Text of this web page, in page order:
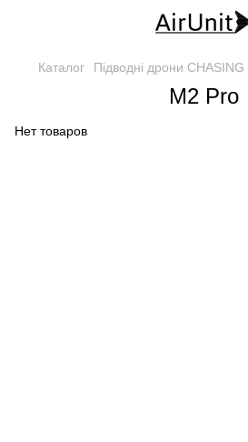
Каталог Підводні дрони CHASING
M2 Pro
Нет товаров